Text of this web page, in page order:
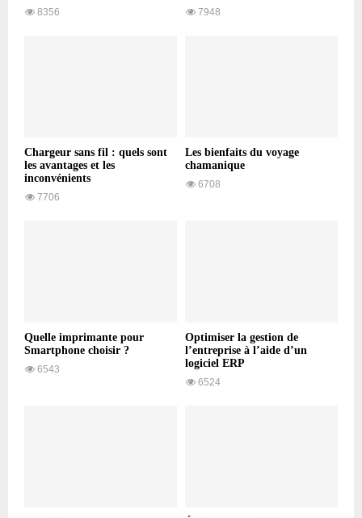
8356 7948
Chargeur sans fil : quels sont
les avantages et les
inconvénients
7706
Les bienfaits du voyage
chamanique
6708
Quelle imprimante pour
Smartphone choisir ?
6543
Optimiser la gestion de
l’entreprise à l’aide d’un
logiciel ERP
6524